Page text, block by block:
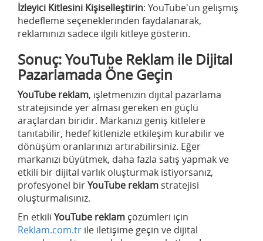
İzleyici Kitlesini Kişiselleştirin: YouTube'un gelişmiş
hedefleme seçeneklerinden faydalanarak,
reklamınızı sadece ilgili kitleye gösterin.
Sonuç: YouTube Reklam ile Dijital
Pazarlamada Öne Geçin
YouTube reklam, işletmenizin dijital pazarlama
stratejisinde yer alması gereken en güçlü
araçlardan biridir. Markanızı geniş kitlelere
tanıtabilir, hedef kitlenizle etkileşim kurabilir ve
dönüşüm oranlarınızı artırabilirsiniz. Eğer
markanızı büyütmek, daha fazla satış yapmak ve
etkili bir dijital varlık oluşturmak istiyorsanız,
profesyonel birYouTube reklam stratejisi
oluşturmalısınız.
En etkili YouTube reklam çözümleri için
Reklam.com.tr ile iletişime geçin ve dijital